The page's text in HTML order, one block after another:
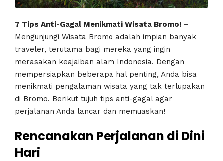
7 Tips Anti-Gagal Menikmati Wisata Bromo! –
Mengunjungi Wisata Bromo adalah impian banyak
traveler, terutama bagi mereka yang ingin
merasakan keajaiban alam Indonesia. Dengan
mempersiapkan beberapa hal penting, Anda bisa
menikmati pengalaman wisata yang tak terlupakan
di Bromo. Berikut tujuh tips anti-gagal agar
perjalanan Anda lancar dan memuaskan!
Rencanakan Perjalanan di Dini
Hari